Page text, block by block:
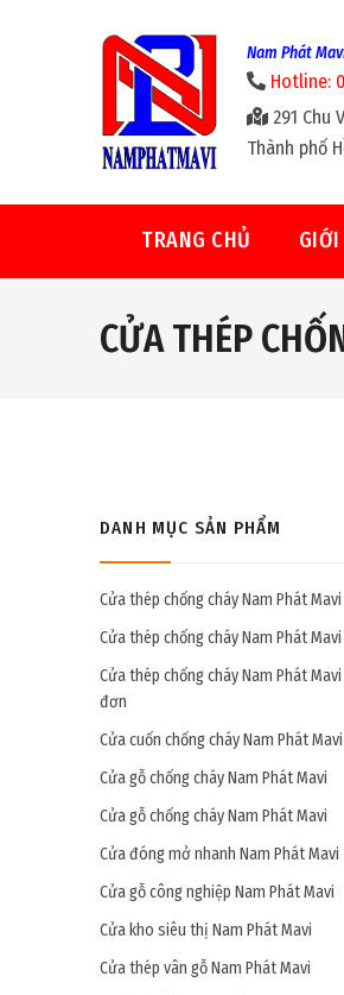
Nam Phát
Hotline:
291 Chu
Thành phố
TRANG CHỦ
CỬA THÉP
DANH MỤC SẢN PHẨM
Cửa thép chống cháy Nam Phát Mavi
Cửa thép chống cháy Nam Phát
Cửa thép chống cháy Nam Phát
đơn
Cửa cuốn chống cháy Nam Phát Mavi
Cửa gỗ chống cháy Nam Phát Mavi
Cửa gỗ chống cháy Nam Phát Mavi
Cửa đóng mở nhanh Nam Phát Mavi
Cửa gỗ công nghiệp Nam Phát Mavi
Cửa kho siêu thị Nam Phát Mavi
Cửa thép vân gỗ Nam Phát Mavi